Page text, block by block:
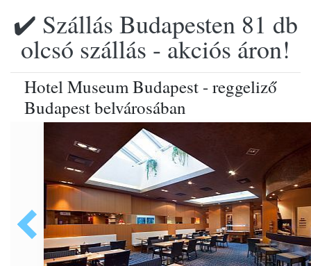
✔️ Szállás Budapesten 81 db
olcsó szállás - akciós áron!
Hotel Museum Budapest - reggeliző
Budapest belvárosában